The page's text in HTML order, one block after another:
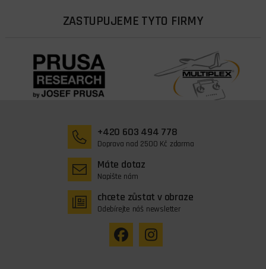
ZASTUPUJEME TYTO FIRMY
+420 603 494 778
Doprava nad 2500 Kč zdarma
Máte dotaz
Napište nám
chcete zůstat v obraze
Odebírejte náš newsletter